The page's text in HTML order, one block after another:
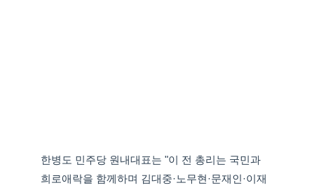
한병도 민주당 원내대표는 "이 전 총리는 국민과
희로애락을 함께하며 김대중·노무현·문재인·이재